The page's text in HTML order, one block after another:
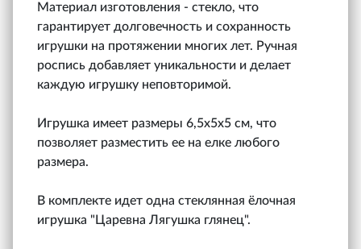
Материал изготовления - стекло, что
гарантирует долговечность и сохранность
игрушки на протяжении многих лет. Ручная
роспись добавляет уникальности и делает
каждую игрушку неповторимой.
Игрушка имеет размеры 6,5х5х5 см, что
позволяет разместить ее на елке любого
размера.
В комплекте идет одна стеклянная ёлочная
игрушка "Царевна Лягушка глянец".